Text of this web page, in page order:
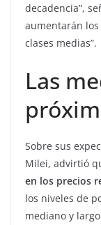
decadencia”,
aumentarán
clases medias”.
Las
Sobre sus
Milei, advirtió
en los precios
los niveles de
mediano y